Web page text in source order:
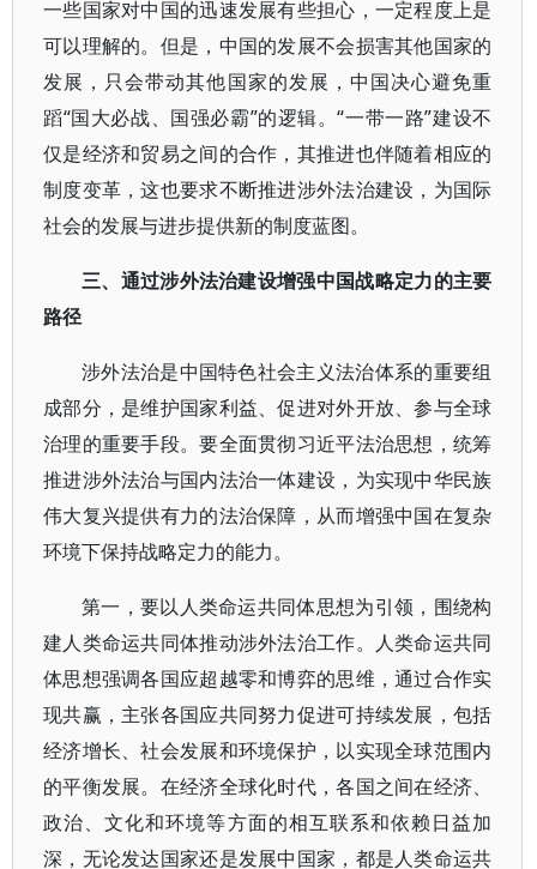
一些国家对中国的迅速发展有些担心，一定程度上是
可以理解的。但是，中国的发展不会损害其他国家的
发展，只会带动其他国家的发展，中国决心避免重
蹈“国大必战、国强必霸”的逻辑。“一带一路”建设不
仅是经济和贸易之间的合作，其推进也伴随着相应的
制度变革，这也要求不断推进涉外法治建设，为国际
社会的发展与进步提供新的制度蓝图。
三、通过涉外法治建设增强中国战略定力的主要
路径
涉外法治是中国特色社会主义法治体系的重要组
成部分，是维护国家利益、促进对外开放、参与全球
治理的重要手段。要全面贯彻习近平法治思想，统筹
推进涉外法治与国内法治一体建设，为实现中华民族
伟大复兴提供有力的法治保障，从而增强中国在复杂
环境下保持战略定力的能力。
第一，要以人类命运共同体思想为引领，围绕构
建人类命运共同体推动涉外法治工作。人类命运共同
体思想强调各国应超越零和博弈的思维，通过合作实
现共赢，主张各国应共同努力促进可持续发展，包括
经济增长、社会发展和环境保护，以实现全球范围内
的平衡发展。在经济全球化时代，各国之间在经济、
政治、文化和环境等方面的相互联系和依赖日益加
深，无论发达国家还是发展中国家，都是人类命运共